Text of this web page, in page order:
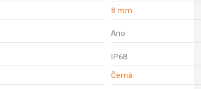
8 mm
Ano
IP68
Černá